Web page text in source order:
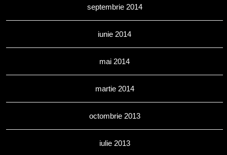
septembrie 2014
iunie 2014
mai 2014
martie 2014
octombrie 2013
iulie 2013